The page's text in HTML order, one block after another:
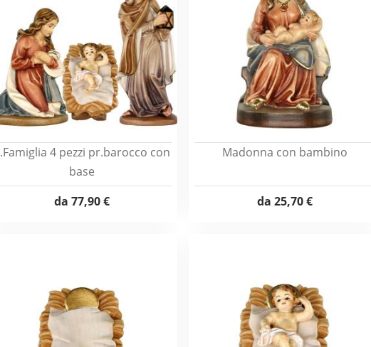
4 pezzi pr.barocco con
base
da 77,90 €
Madonna con bambino
da 25,70 €